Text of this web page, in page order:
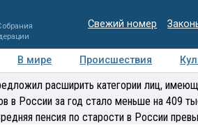
Свежий номер
В мире Происшествия
Медиацентр Интервью
расширить категории лиц,
в России за год стало меньше на 409
пенсия по старости в России